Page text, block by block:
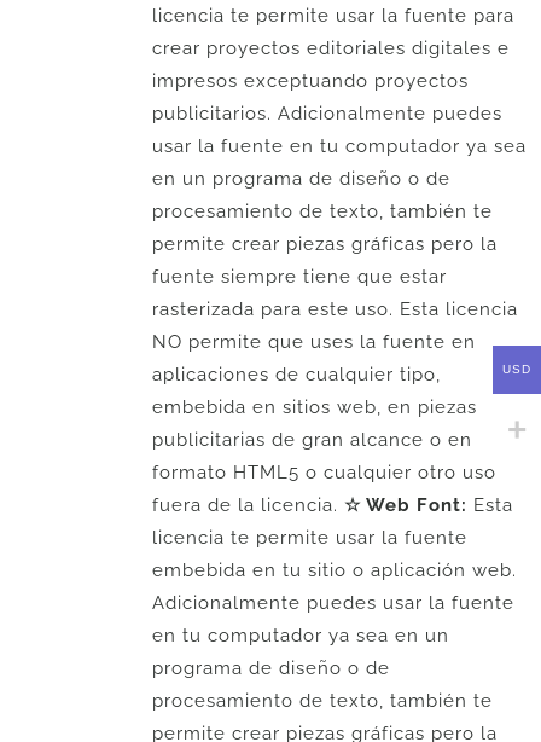
licencia te permite usar la fuente para
crear proyectos editoriales digitales e
impresos exceptuando proyectos
publicitarios. Adicionalmente puedes
usar la fuente en tu computador ya sea
en un programa de diseño o de
procesamiento de texto, también te
permite crear piezas gráficas pero la
fuente siempre tiene que estar
rasterizada para este uso. Esta licencia
NO permite que uses la fuente en
aplicaciones de cualquier tipo,
embebida en sitios web, en piezas
publicitarias de gran alcance o en
formato HTML5 o cualquier otro uso
fuera de la licencia. ☆ Web Font: Esta
licencia te permite usar la fuente
embebida en tu sitio o aplicación web.
Adicionalmente puedes usar la fuente
en tu computador ya sea en un
programa de diseño o de
procesamiento de texto, también te
permite crear piezas gráficas pero la
USD